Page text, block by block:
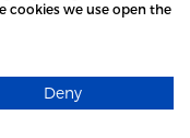
by
PLIKI
cookies we use open the
Deny